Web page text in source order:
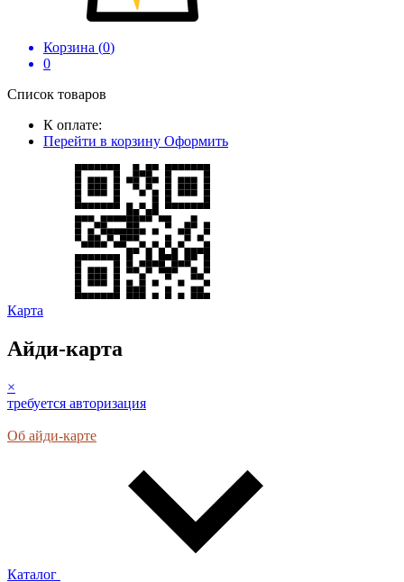
Корзина (0)
0
Список товаров
К оплате:
Перейти в корзину Оформить
Карта
Айди-карта
×
требуется авторизация
Об айди-карте
Каталог